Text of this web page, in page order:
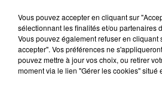
6 août 2026
La version
interprétée lors
Vous pouvez accepter en cliquant sur
sélectionnant les finalités et/ou partenaires
Vous pouvez également refuser en cliquant
accepter". Vos préférences ne
pouvez mettre à jour vos choix, ou retirer
moment via le lien "Gérer les cookies" situé